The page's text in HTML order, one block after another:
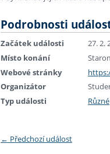
Podrobnosti
Začátek události
27. 2.
Místo konání
Webové stránky
Organizátor
Typ události
Různé
← Předchozí událost